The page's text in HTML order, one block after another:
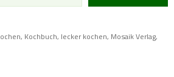
, Kochbuch, lecker kochen, Mosaik Verlag,